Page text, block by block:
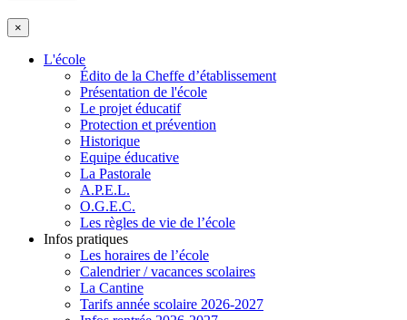
×
L'école
Édito de la Cheffe d’établissement
Présentation de l'école
Le projet éducatif
Protection et prévention
Historique
Equipe éducative
La Pastorale
A.P.E.L.
O.G.E.C.
Les règles de vie de l’école
Infos pratiques
Les horaires de l’école
Calendrier / vacances scolaires
La Cantine
Tarifs année scolaire 2026-2027